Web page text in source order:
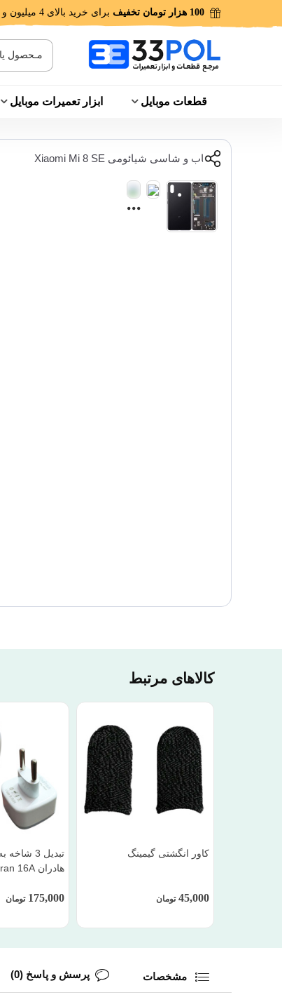
100 هزار تومان تخفیف برای خرید بالای 4 میلیون و 4 قلم کالا!
قطعات موبایل ابزار تعمیرات موبایل
کالاهای مرتبط
کاور انگشتی گیمینگ
45,000 تومان
هادران Hadran 16A
175,000 تومان
مشخصات پرسش و پاسخ (0)